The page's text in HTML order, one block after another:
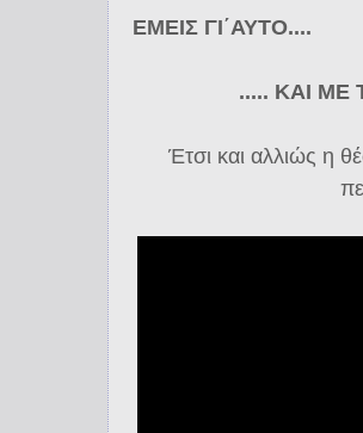
ΕΜΕΙΣ ΓΙ΄ΑΥΤΟ....
..... ΚΑΙ
Έτσι και αλλιώς η